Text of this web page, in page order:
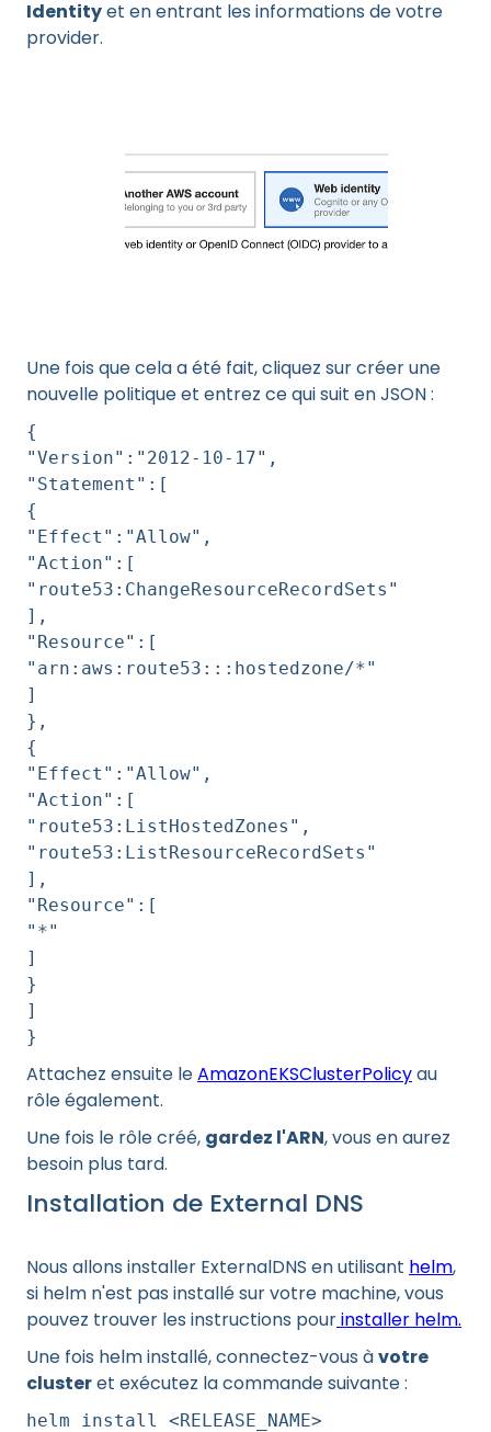
Identityet en entrant les informations de votre
provider.
Une fois que cela a été fait, cliquez sur créer une
nouvelle politique et entrez ce qui suit en JSON :
{
"Version":"2012-10-17",
"Statement":[
{
"Effect":"Allow",
"Action":[
"route53:ChangeResourceRecordSets"
],
"Resource":[
"arn:aws:route53:::hostedzone/*"
]
},
{
"Effect":"Allow",
"Action":[
"route53:ListHostedZones",
"route53:ListResourceRecordSets"
],
"Resource":[
"*"
]
}
]
}
Attachez ensuite leAmazonEKSClusterPolicyau
rôle également.
Une fois le rôle créé, gardez l'ARN, vous en aurez
besoin plus tard.
Installation de External DNS
Nous allons installer ExternalDNS en utilisant helm,
si helm n'est pas installé sur votre machine, vous
pouvez trouver les instructions pourinstaller helm.
Une fois helm installé, connectez-vous àvotre
clusteret exécutez la commande suivante :
helm install <RELEASE_NAME>